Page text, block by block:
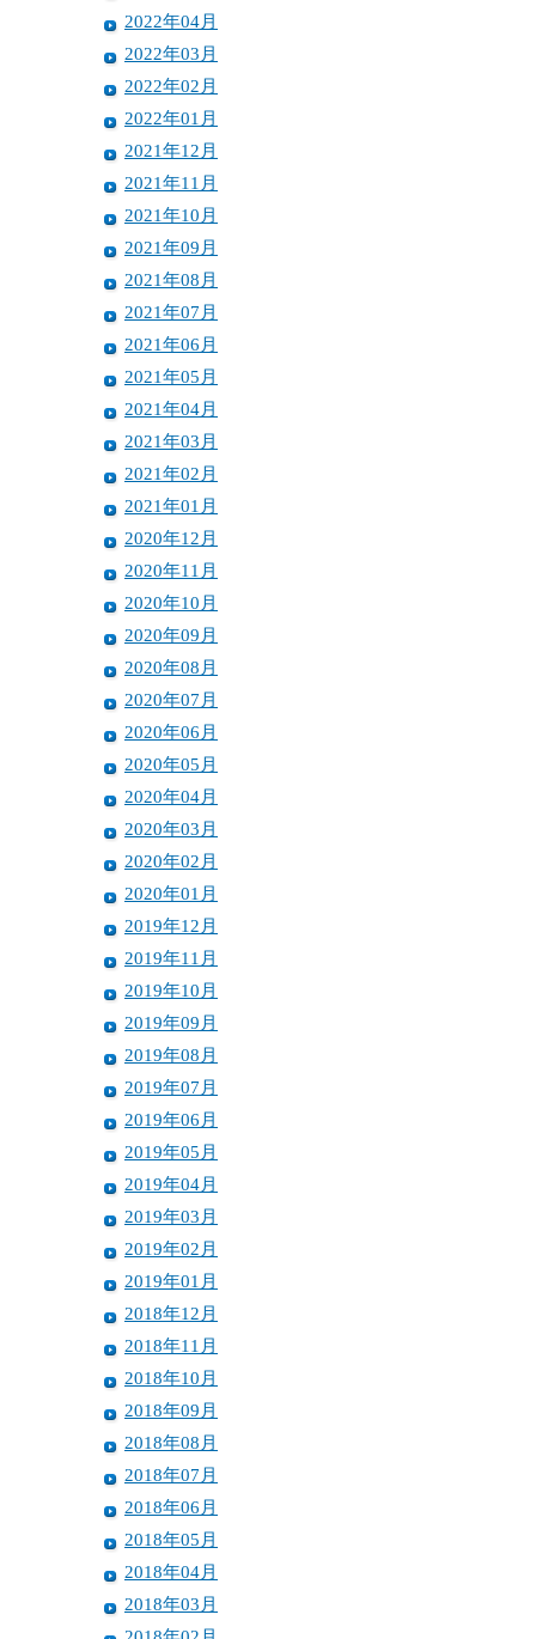
2022年04月
2022年03月
2022年02月
2022年01月
2021年12月
2021年11月
2021年10月
2021年09月
2021年08月
2021年07月
2021年06月
2021年05月
2021年04月
2021年03月
2021年02月
2021年01月
2020年12月
2020年11月
2020年10月
2020年09月
2020年08月
2020年07月
2020年06月
2020年05月
2020年04月
2020年03月
2020年02月
2020年01月
2019年12月
2019年11月
2019年10月
2019年09月
2019年08月
2019年07月
2019年06月
2019年05月
2019年04月
2019年03月
2019年02月
2019年01月
2018年12月
2018年11月
2018年10月
2018年09月
2018年08月
2018年07月
2018年06月
2018年05月
2018年04月
2018年03月